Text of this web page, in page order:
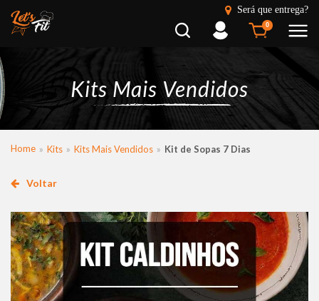
Será que entrega?
Busca Entrar 0
Kits Mais Vendidos
Home Kits Kits Mais Vendidos Kit de Sopas 7 Dias
Voltar